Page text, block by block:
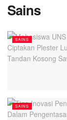
Sains
SAINS
SAINS